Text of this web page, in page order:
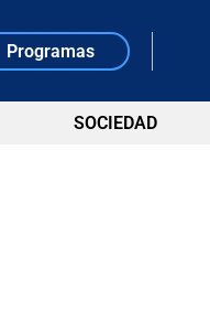
Programas
SOCIEDAD